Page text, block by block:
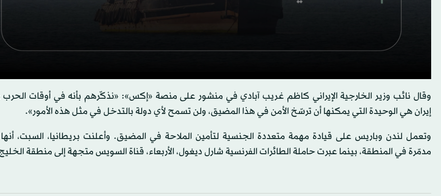
Volume
وقال نائب وزير الخارجية الإيراني كاظم غريب آبادي في منشور على منصة «إكس»: «نذكّرهم بأنه في أوقات الحرب
إيران هي الوحيدة التي يمكنها أن ترسّخ الأمن في هذا المضيق، ولن تسمح لأي دولة بالتدخل في مثل هذه الأمور».
وتعمل لندن وباريس على قيادة مهمة متعددة الجنسية لتأمين الملاحة في المضيق. وأعلنت بريطانيا، السبت،
مدمّرة في المنطقة، بينما عبرت حاملة الطائرات الفرنسية شارل ديغول، الأربعاء، قناة السويس متجهة إلى منطقة